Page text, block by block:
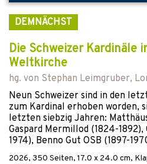
DEMNÄCHST
Die Schweizer Kardinäle
Weltkirche
hg. von Stephan Leimgruber,
Neun Schweizer sind in den
zum Kardinal erhoben worden,
letzten siebzig Jahren:
Gaspard Mermillod (1824-
1974), Benno Gut OSB (1897-
2026, 350 Seiten, 17.0 x 24.0 cm,